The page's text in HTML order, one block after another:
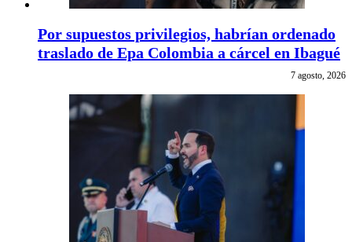
Por supuestos privilegios, habrían ordenado
traslado de Epa Colombia a cárcel en Ibagué
7 agosto, 2026